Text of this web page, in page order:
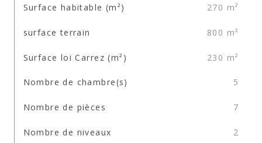
Surface habitable (m²) 270 m²
surface terrain 800 m²
Surface loi Carrez (m²) 230 m²
Nombre de chambre(s) 5
Nombre de pièces 7
Nombre de niveaux 2